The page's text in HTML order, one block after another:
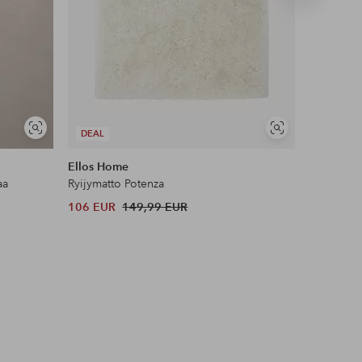
Näytä
samankaltaisia
DEAL
Näytä
Ellos Home
Ryijymatto Potenza
106 EUR 149,99 EUR